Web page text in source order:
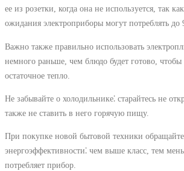
ее из розетки, когда она не используется, так
ожидания электроприборы могут потреблять до
Важно также правильно использовать
немного раньше, чем блюдо будет готово, чтобы
остаточное тепло.
Не забывайте о холодильнике⁚ старайтесь не
также не ставить в него горячую пищу.
При покупке новой бытовой техники
энергоэффективности⁚ чем выше класс, тем
потребляет прибор.